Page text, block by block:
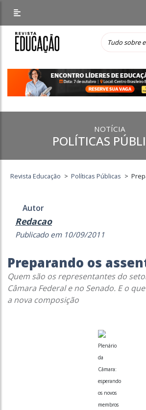
NOTÍCIA
POLÍTICAS
Revista Educação > Políticas Públicas >
Autor
Redacao
Publicado em 10/09/2011
Preparando os
Quem são os representantes do
Câmara Federal e no Senado. E o
a nova composição
Plenário
da
Câmara:
esperando
os novos
membros